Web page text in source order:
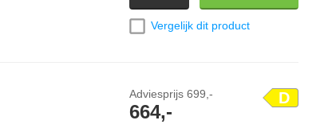
Vergelijk dit product
D
Adviesprijs 699,-
664,-